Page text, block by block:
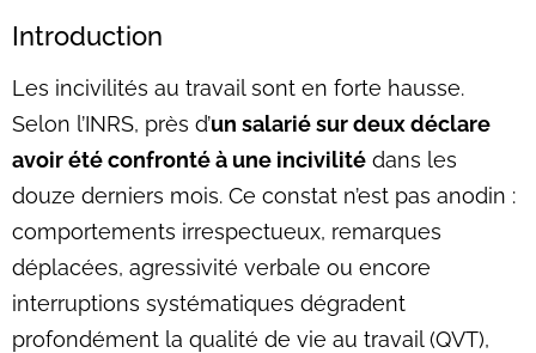
Introduction
Les incivilités au travail sont en forte hausse.
Selon l’INRS, près d’un salarié sur deux déclare
avoir été confronté à une incivilité dans les
douze derniers mois. Ce constat n’est pas anodin :
comportements irrespectueux, remarques
déplacées, agressivité verbale ou encore
interruptions systématiques dégradent
profondément la qualité de vie au travail (QVT),